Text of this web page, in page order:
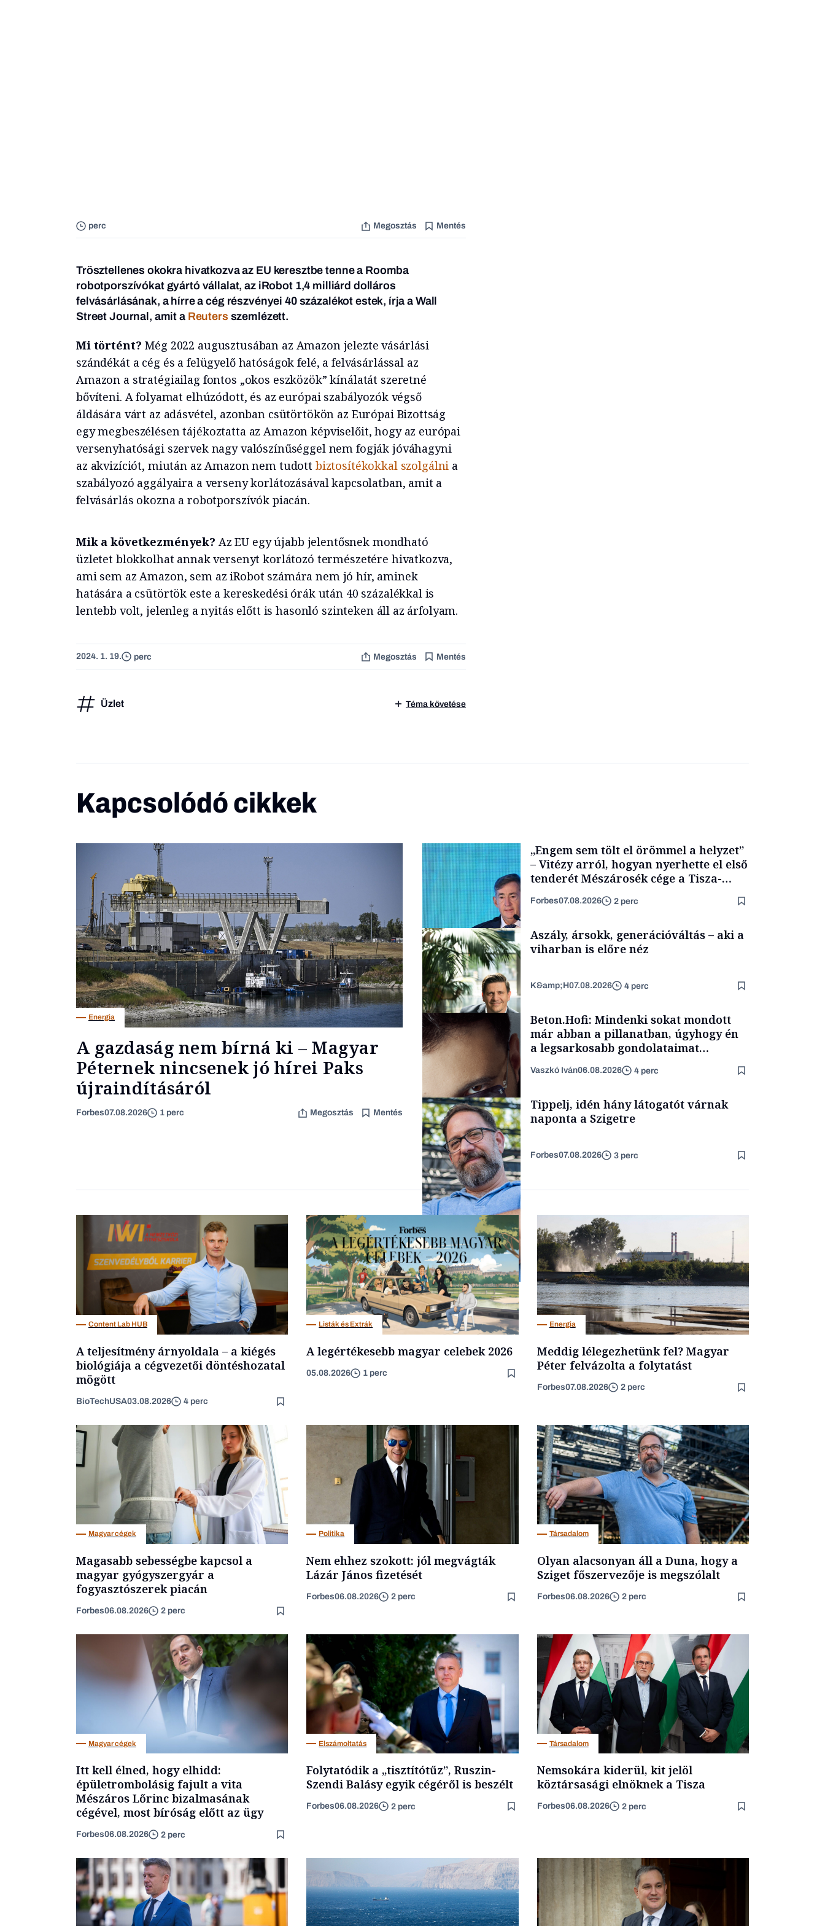
perc Megosztás Mentés
Trösztellenes okokra hivatkozva az EU keresztbe tenne a Roomba
robotporszívókat gyártó vállalat, az iRobot 1,4 milliárd dolláros
felvásárlásának, a hírre a cég részvényei 40 százalékot estek, írja a Wall
Street Journal, amit a Reuters szemlézett.
Mi történt? Még 2022 augusztusában az Amazon jelezte vásárlási
szándékát a cég és a felügyelő hatóságok felé, a felvásárlással az
Amazon a stratégiailag fontos „okos eszközök” kínálatát szeretné
bővíteni. A folyamat elhúzódott, és az európai szabályozók végső
áldására várt az adásvétel, azonban csütörtökön az Európai Bizottság
egy megbeszélésen tájékoztatta az Amazon képviselőit, hogy az európai
versenyhatósági szervek nagy valószínűséggel nem fogják jóváhagyni
az akvizíciót, miután az Amazon nem tudott biztosítékokkal szolgálni a
szabályozó aggályaira a verseny korlátozásával kapcsolatban, amit a
felvásárlás okozna a robotporszívók piacán.
Mik a következmények? Az EU egy újabb jelentősnek mondható
üzletet blokkolhat annak versenyt korlátozó természetére hivatkozva,
ami sem az Amazon, sem az iRobot számára nem jó hír, aminek
hatására a csütörtök este a kereskedési órák után 40 százalékkal is
lentebb volt, jelenleg a nyitás előtt is hasonló szinteken áll az árfolyam.
2024. 1. 19. perc Megosztás Mentés
Üzlet Téma követése
Kapcsolódó cikkek
Energia
A gazdaság nem bírná ki – Magyar
Péternek nincsenek jó hírei Paks
újraindításáról
Forbes07.08.2026 1 perc Megosztás Mentés
„Engem sem tölt el örömmel a helyzet”
– Vitézy arról, hogyan nyerhette el első
tenderét Mészárosék cége a Tisza-
kormány alatt
Forbes07.08.2026 2 perc
TÁMOGATÓI
TARTALOM
Aszály, ársokk, generációváltás – aki a
viharban is előre néz
K&amp;H07.08.2026 4 perc
Forbes-sztori
Beton.Hofi: Mindenki sokat mondott
már abban a pillanatban, úgyhogy én
a legsarkosabb gondolataimat
akartam kimondani
Vaszkó Iván06.08.2026 4 perc
Kultúra
Tippelj, idén hány látogatót várnak
naponta a Szigetre
Forbes07.08.2026 3 perc
Content Lab HUB
A teljesítmény árnyoldala – a kiégés
biológiája a cégvezetői döntéshozatal
mögött
BioTechUSA03.08.2026 4 perc
Listák és Extrák
A legértékesebb magyar celebek 2026
05.08.2026 1 perc
Energia
Meddig lélegezhetünk fel? Magyar
Péter felvázolta a folytatást
Forbes07.08.2026 2 perc
Magyar cégek
Magasabb sebességbe kapcsol a
magyar gyógyszergyár a
fogyasztószerek piacán
Forbes06.08.2026 2 perc
Politika
Nem ehhez szokott: jól megvágták
Lázár János fizetését
Forbes06.08.2026 2 perc
Társadalom
Olyan alacsonyan áll a Duna, hogy a
Sziget főszervezője is megszólalt
Forbes06.08.2026 2 perc
Magyar cégek
Itt kell élned, hogy elhidd:
épületrombolásig fajult a vita
Mészáros Lőrinc bizalmasának
cégével, most bíróság előtt az ügy
Forbes06.08.2026 2 perc
Elszámoltatás
Folytatódik a „tisztítótűz”, Ruszin-
Szendi Balásy egyik cégéről is beszélt
Forbes06.08.2026 2 perc
Társadalom
Nemsokára kiderül, kit jelöl
köztársasági elnöknek a Tisza
Forbes06.08.2026 2 perc